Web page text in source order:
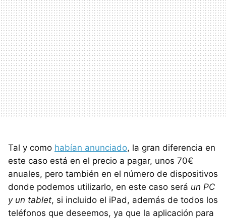
Tal y como habían anunciado, la gran diferencia en
este caso está en el precio a pagar, unos 70€
anuales, pero también en el número de dispositivos
donde podemos utilizarlo, en este caso será un PC
y un tablet, si incluido el iPad, además de todos los
teléfonos que deseemos, ya que la aplicación para